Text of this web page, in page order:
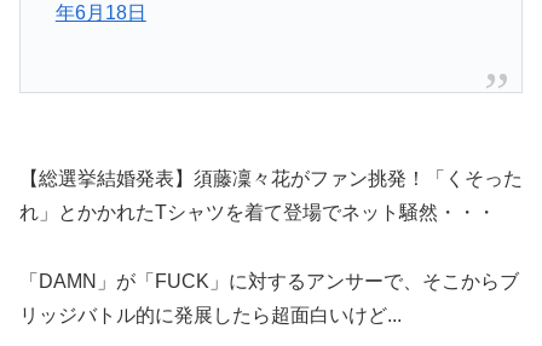
年6月18日
【総選挙結婚発表】須藤凜々花がファン挑発！「くそった
れ」とかかれたTシャツを着て登場でネット騒然・・・
「DAMN」が「FUCK」に対するアンサーで、そこからブ
リッジバトル的に発展したら超面白いけど...